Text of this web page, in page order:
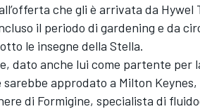
che gli è arrivata da Hywel
il periodo di gardening e da
le insegne della Stella.
dato anche lui come partente per
approdato a Milton
di Formigine, specialista di